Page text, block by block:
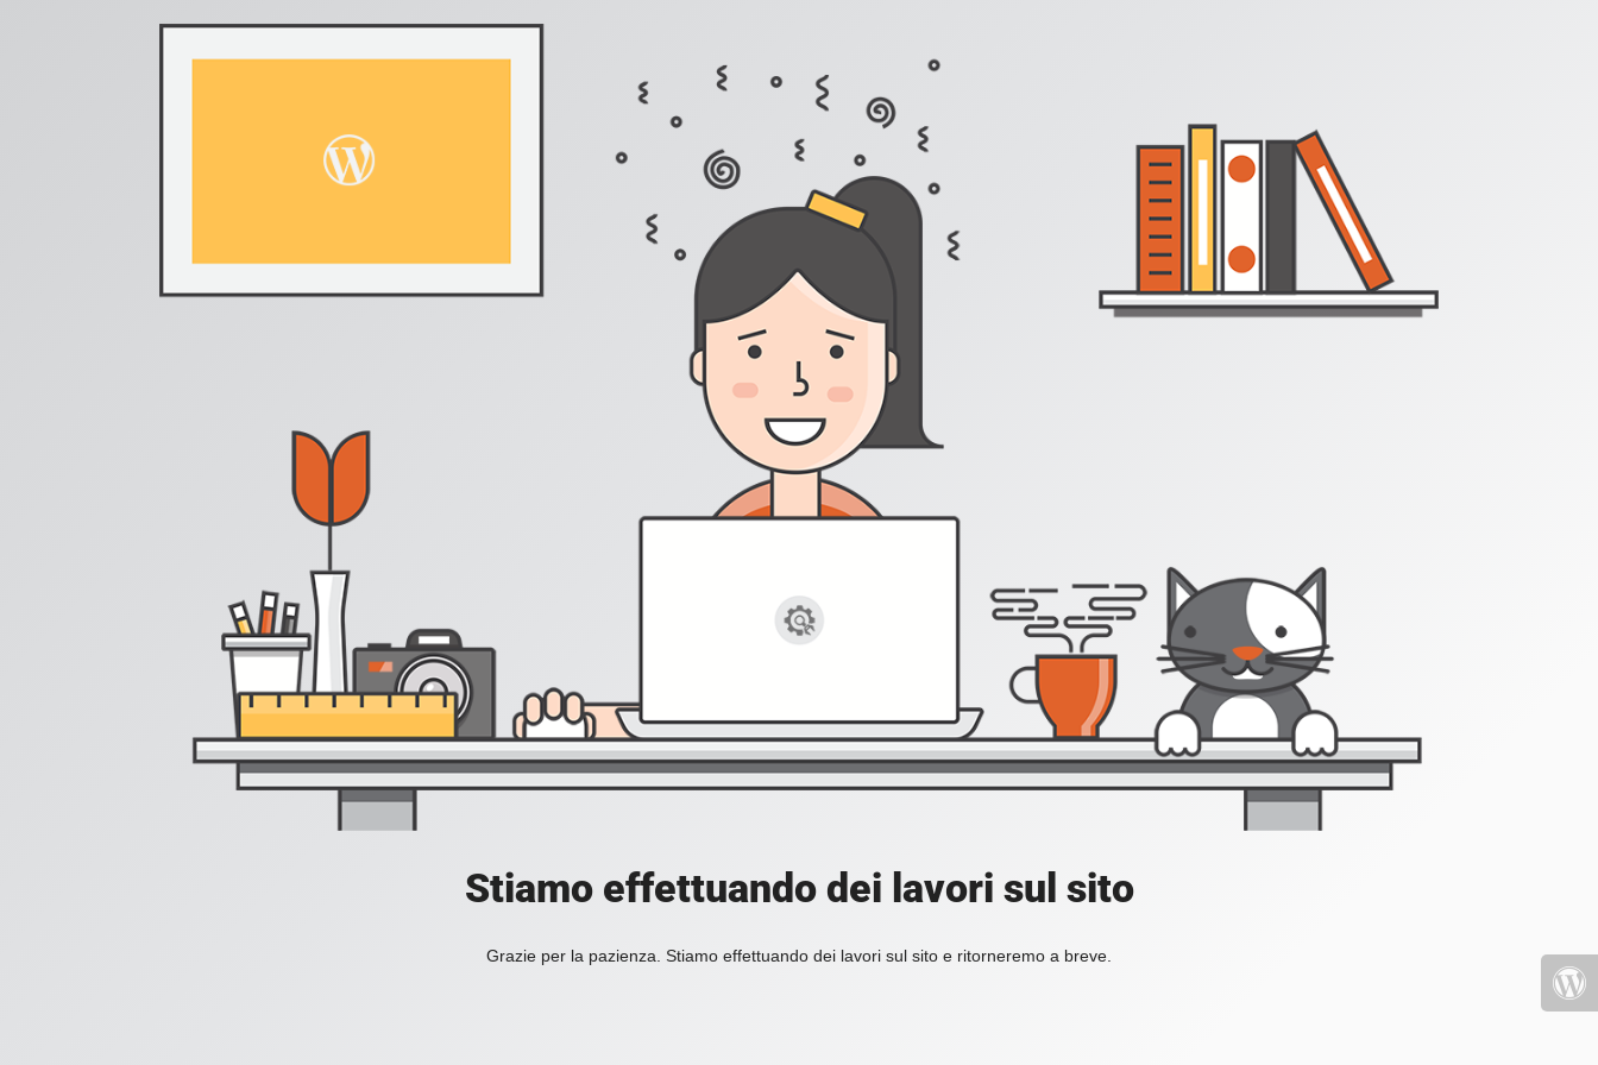
Stiamo effettuando dei lavori sul sito
Grazie per la pazienza. Stiamo effettuando dei lavori sul sito e ritorneremo a breve.